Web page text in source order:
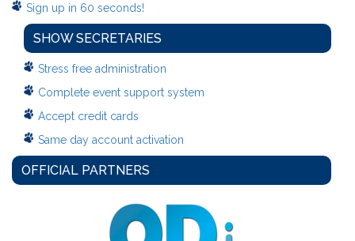
Sign up in 60 seconds!
SHOW SECRETARIES
Stress free administration
Complete event support system
Accept credit cards
Same day account activation
OFFICIAL PARTNERS